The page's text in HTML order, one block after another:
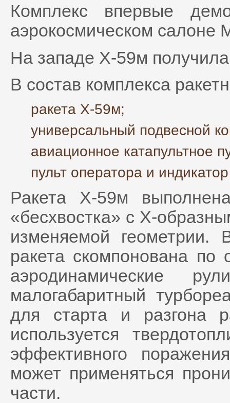
Комплекс впервые
аэрокосмическом салоне
На западе Х-59м
В состав комплекса
ракета Х-59м;
универсальный подвесной
авиационное катапультное
пульт оператора и
Ракета Х-59м
«бесхвостка» с Х-
изменяемой геометрии.
ракета скомпонована
аэродинамические
малогабаритный
для старта и разгона
используется
эффективного
может применяться
части.